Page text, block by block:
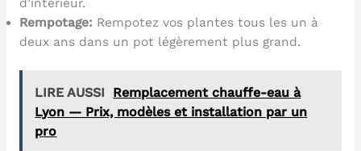
d’intérieur.
Rempotage: Rempotez vos plantes tous les un à
deux ans dans un pot légèrement plus grand.
LIRE AUSSI
Remplacement chauffe-eau à
Lyon — Prix, modèles et installation par un
pro